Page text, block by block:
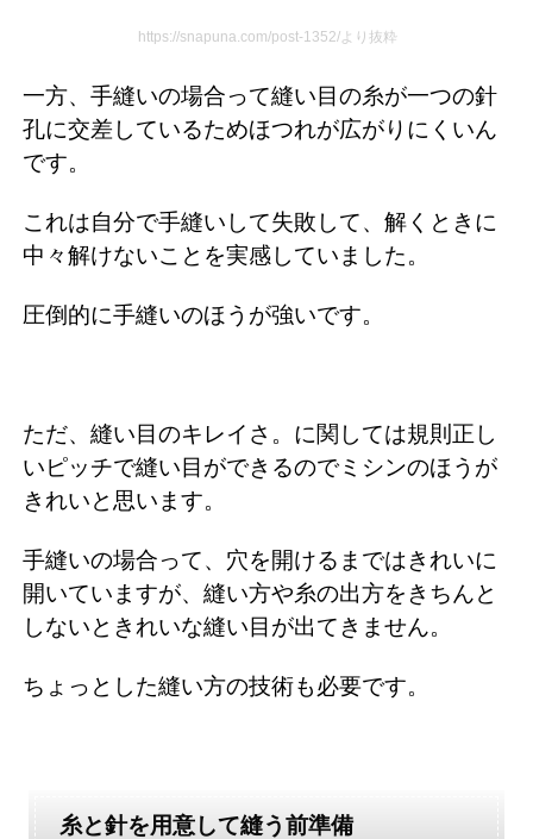
https://snapuna.com/post-1352/より抜粋
一方、手縫いの場合って縫い目の糸が一つの針
孔に交差しているためほつれが広がりにくいん
です。
これは自分で手縫いして失敗して、解くときに
中々解けないことを実感していました。
圧倒的に手縫いのほうが強いです。
ただ、縫い目のキレイさ。に関しては規則正し
いピッチで縫い目ができるのでミシンのほうが
きれいと思います。
手縫いの場合って、穴を開けるまではきれいに
開いていますが、縫い方や糸の出方をきちんと
しないときれいな縫い目が出てきません。
ちょっとした縫い方の技術も必要です。
糸と針を用意して縫う前準備